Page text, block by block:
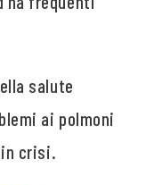
salute
ai polmoni
crisi.